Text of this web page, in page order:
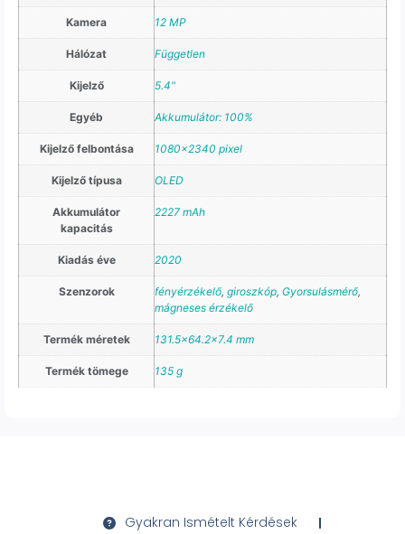
Kamera 12 MP
Hálózat Független
Kijelző 5.4"
Egyéb Akkumulátor: 100%
Kijelző felbontása 1080×2340 pixel
Kijelző típusa OLED
Akkumulátor
kapacitás
2227 mAh
Kiadás éve 2020
Szenzorok fényérzékelő, giroszkóp, Gyorsulásmérő,
mágneses érzékelő
Termék méretek 131.5×64.2×7.4 mm
Termék tömege 135 g
Gyakran Ismételt Kérdések